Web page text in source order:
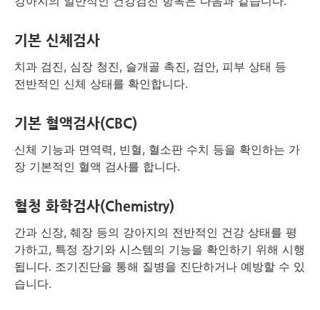
기본 신체검사
치과 검진, 심장 청진, 슬개골 촉진, 검안, 피부 상태 등
전반적인 신체 상태를 확인합니다.
기본 혈액검사(CBC)
신체 기능과 면역력, 빈혈, 혈소판 수치 등을 확인하는 가
장 기본적인 혈액 검사를 합니다.
혈청 화학검사(Chemistry)
간과 신장, 췌장 등의 강아지의 전반적인 건강 상태를 평
가하고, 특정 장기와 시스템의 기능을 확인하기 위해 시행
됩니다. 조기진단을 통해 질병을 진단하거나 예방할 수 있
습니다.